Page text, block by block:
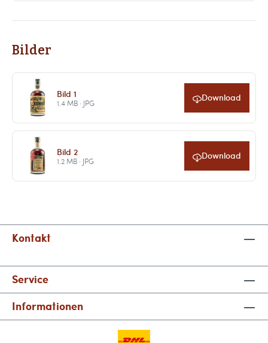
Bilder
Bild 1
1.4 MB · JPG Download
Bild 2
1.2 MB · JPG Download
Kontakt
Service
Informationen